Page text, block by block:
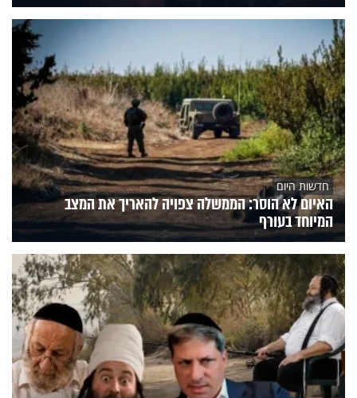
חדשות היום
האיום לא הוסר: הממשלה צפויה להאריך את המצב
המיוחד בעורף